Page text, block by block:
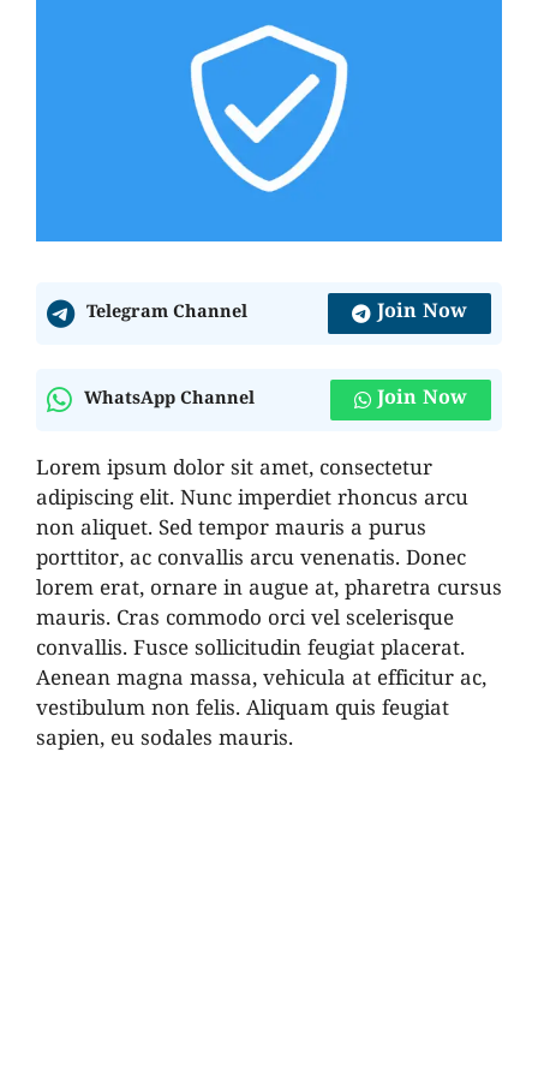
Telegram Channel Join Now
WhatsApp Channel Join Now
Lorem ipsum dolor sit amet, consectetur
adipiscing elit. Nunc imperdiet rhoncus arcu
non aliquet. Sed tempor mauris a purus
porttitor, ac convallis arcu venenatis. Donec
lorem erat, ornare in augue at, pharetra cursus
mauris. Cras commodo orci vel scelerisque
convallis. Fusce sollicitudin feugiat placerat.
Aenean magna massa, vehicula at efficitur ac,
vestibulum non felis. Aliquam quis feugiat
sapien, eu sodales mauris.